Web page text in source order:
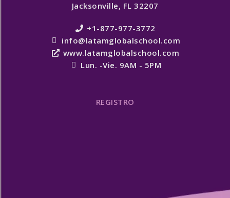
Jacksonville, FL 32207
+1-877-977-3772
info@latamglobalschool.com
www.latamglobalschool.com
Lun. -Vie. 9AM - 5PM
REGISTRO